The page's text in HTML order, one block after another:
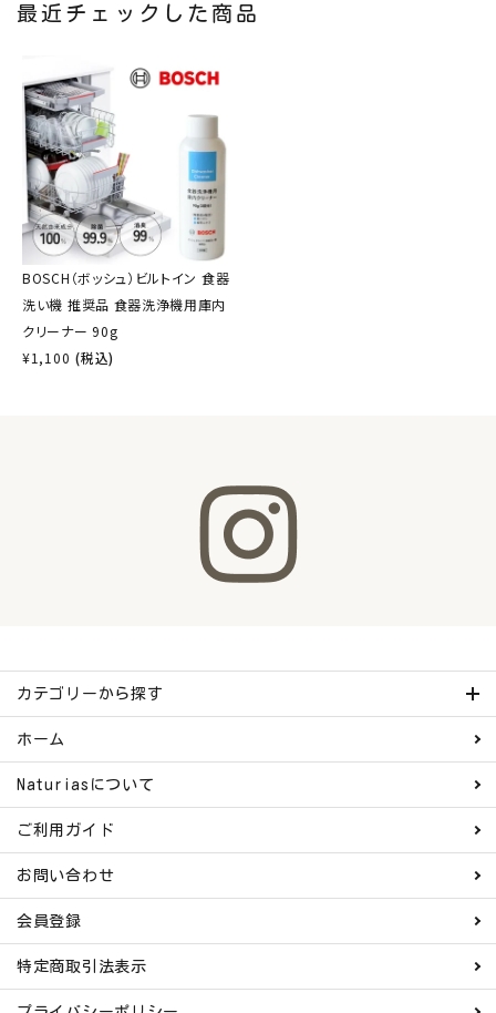
最近チェックした商品
BOSCH（ボッシュ）ビルトイン 食器
洗い機 推奨品 食器洗浄機用庫内
クリーナー 90g
¥1,100 (税込)
カテゴリーから探す
ホーム
Naturiasについて
ご利用ガイド
お問い合わせ
会員登録
特定商取引法表示